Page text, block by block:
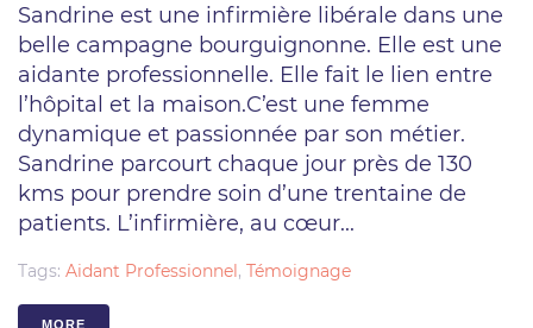
Sandrine est une infirmière libérale dans une
belle campagne bourguignonne. Elle est une
aidante professionnelle. Elle fait le lien entre
l’hôpital et la maison.C’est une femme
dynamique et passionnée par son métier.
Sandrine parcourt chaque jour près de 130
kms pour prendre soin d’une trentaine de
patients. L’infirmière, au cœur...
Tags: Aidant Professionnel, Témoignage
MORE